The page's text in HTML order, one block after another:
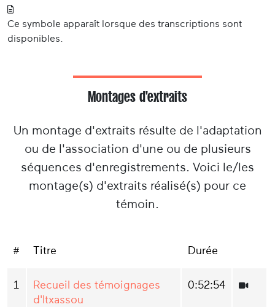
Ce symbole apparaît lorsque des transcriptions sont
disponibles.
Montages d'extraits
Un montage d'extraits résulte de l'adaptation
ou de l'association d'une ou de plusieurs
séquences d'enregistrements. Voici le/les
montage(s) d'extraits réalisé(s) pour ce
témoin.
# Titre Durée
1
Recueil des témoignages
d'Itxassou
0:52:54